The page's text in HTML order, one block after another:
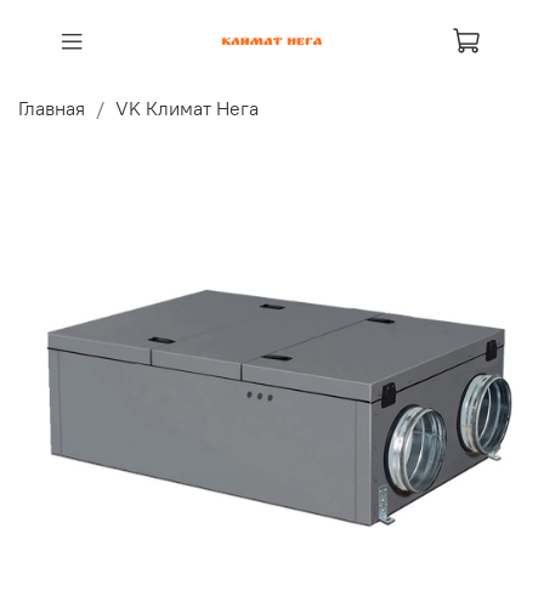
Главная VK Климат Нега